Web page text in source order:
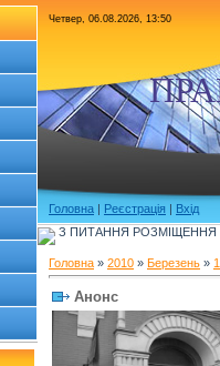
Четвер, 06.08.2026, 13:50
Головна | Реєстрація | Вхід
З ПИТАННЯ РОЗМІЩЕННЯ
Головна » 2010 » Березень »
Анонс